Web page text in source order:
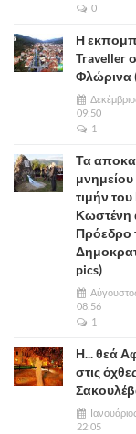
0
Η
Traveller
Φλώρινα
09:50
1
Τα
τιμήν
Κωστένη
Πρόεδρο
pics)
08:56
1
Η... θεά
στις
22:05